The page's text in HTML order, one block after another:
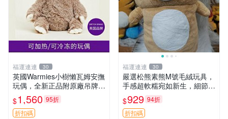
福運連連 30
英國Warmies小樹懶瓦姆安撫
玩偶，全新正品附原廠吊牌與
防塵袋，內藏薰衣草可加熱，
適合各個年齡層，冷暖兩用享
受抱抱樂趣，不容錯過嚴選好
$1,560 95折
折扣碼
福運連連 30
嚴選松熊素熊M號毛絨玩具，
手感超軟糯宛如新生，細節精
緻完美無瑕，推薦送禮或珍
藏，中古狀態保養得宜。 松
熊 素熊 毛絨doll
$929 94折
折扣碼